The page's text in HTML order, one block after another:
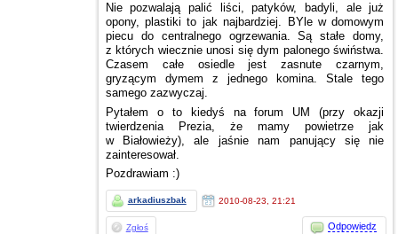
Nie pozwalają palić liści, patyków, badyli, ale już
opony, plastiki to jak najbardziej. BYle w domowym
piecu do centralnego ogrzewania. Są stałe domy,
z których wiecznie unosi się dym palonego świństwa.
Czasem całe osiedle jest zasnute czarnym,
gryzącym dymem z jednego komina. Stale tego
samego zazwyczaj.
Pytałem o tokiedyś na forum UM (przy okazji
twierdzenia Prezia, że mamy powietrze jak
w Białowieży),
ale jaśnie nam panujący się nie
zainteresował.
Pozdrawiam :)
arkadiuszbak 2010-08-23, 21:21
Zgłoś Odpowiedz